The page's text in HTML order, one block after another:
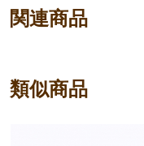
関連商品
類似商品